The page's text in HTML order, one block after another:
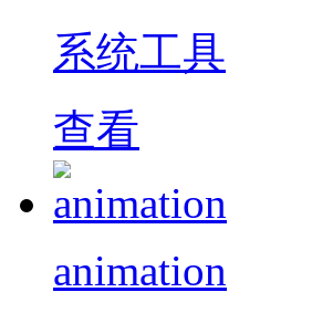
系统工具
查看
animation